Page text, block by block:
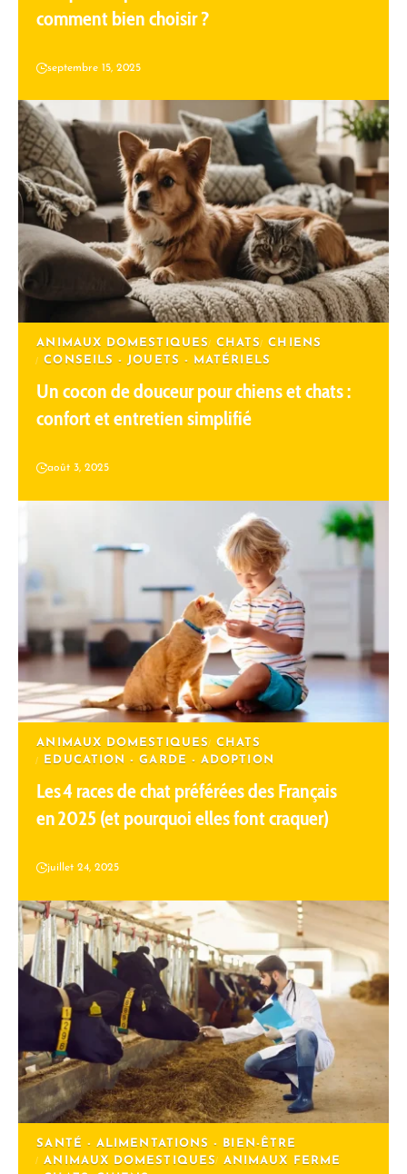
comment bien choisir ?
septembre 15, 2025
ANIMAUX DOMESTIQUES CHATS
CHIENS
CONSEILS - JOUETS - MATÉRIELS
Un cocon de douceur pour chiens et chats :
confort et entretien simplifié
août 3, 2025
ANIMAUX DOMESTIQUES
CHATS
EDUCATION - GARDE - ADOPTION
Les 4 races de chat préférées des Français
en 2025 (et pourquoi elles font craquer)
juillet 24, 2025
SANTÉ - ALIMENTATIONS - BIEN-ÊTRE
ANIMAUX DOMESTIQUES
ANIMAUX FERME